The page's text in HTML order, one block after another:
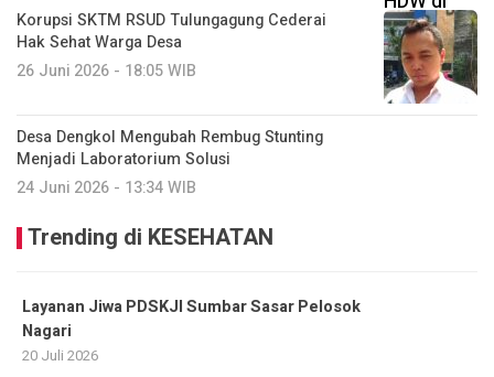
Korupsi SKTM RSUD Tulungagung Cederai
Hak Sehat Warga Desa
26 Juni 2026 - 18:05 WIB
Desa Dengkol Mengubah Rembug Stunting
Menjadi Laboratorium Solusi
24 Juni 2026 - 13:34 WIB
Trending di KESEHATAN
Layanan Jiwa PDSKJI Sumbar Sasar Pelosok
Nagari
20 Juli 2026